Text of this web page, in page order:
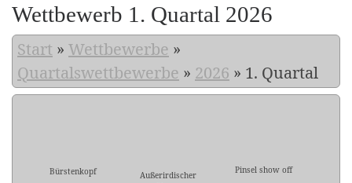
Wettbewerb 1. Quartal 2026
Start » Wettbewerbe »
Quartalswettbewerbe » 2026 » 1. Quartal
Bürstenkopf
Außerirdischer
Pinsel show off